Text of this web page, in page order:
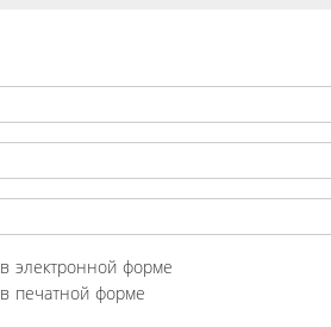
в электронной форме
в печатной форме